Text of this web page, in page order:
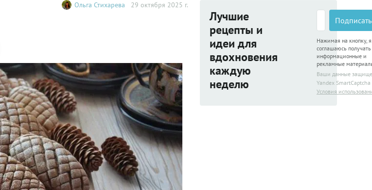
Ольга Стихарева 29 октября 2025 г.
Лучшие
рецепты и
идеи для
вдохновения
каждую
неделю
Нажимая на кнопку, я
соглашаюсь получать
информационные и
рекламные
Ваши данные
Yandex SmartCaptcha
Условия